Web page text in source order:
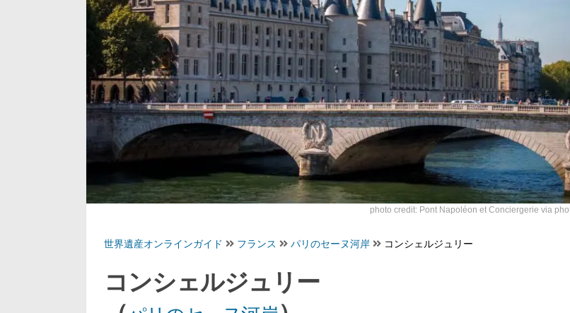
photo credit: Pont Napoléon et Conciergerie via
世界遺産オンラインガイド フランス パリのセーヌ河岸 コンシェルジュリー
コンシェルジュリー